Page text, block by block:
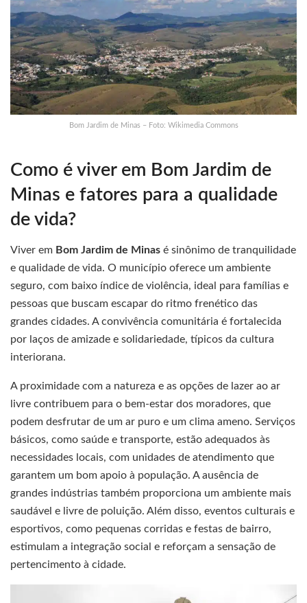
Bom Jardim de Minas – Foto: Wikimedia Commons
Como é viver em Bom Jardim de
Minas e fatores para a qualidade
de vida?
Viver em Bom Jardim de Minas é sinônimo de tranquilidade
e qualidade de vida. O município oferece um ambiente
seguro, com baixo índice de violência, ideal para famílias e
pessoas que buscam escapar do ritmo frenético das
grandes cidades. A convivência comunitária é fortalecida
por laços de amizade e solidariedade, típicos da cultura
interiorana.
A proximidade com a natureza e as opções de lazer ao ar
livre contribuem para o bem-estar dos moradores, que
podem desfrutar de um ar puro e um clima ameno. Serviços
básicos, como saúde e transporte, estão adequados às
necessidades locais, com unidades de atendimento que
garantem um bom apoio à população. A ausência de
grandes indústrias também proporciona um ambiente mais
saudável e livre de poluição. Além disso, eventos culturais e
esportivos, como pequenas corridas e festas de bairro,
estimulam a integração social e reforçam a sensação de
pertencimento à cidade.